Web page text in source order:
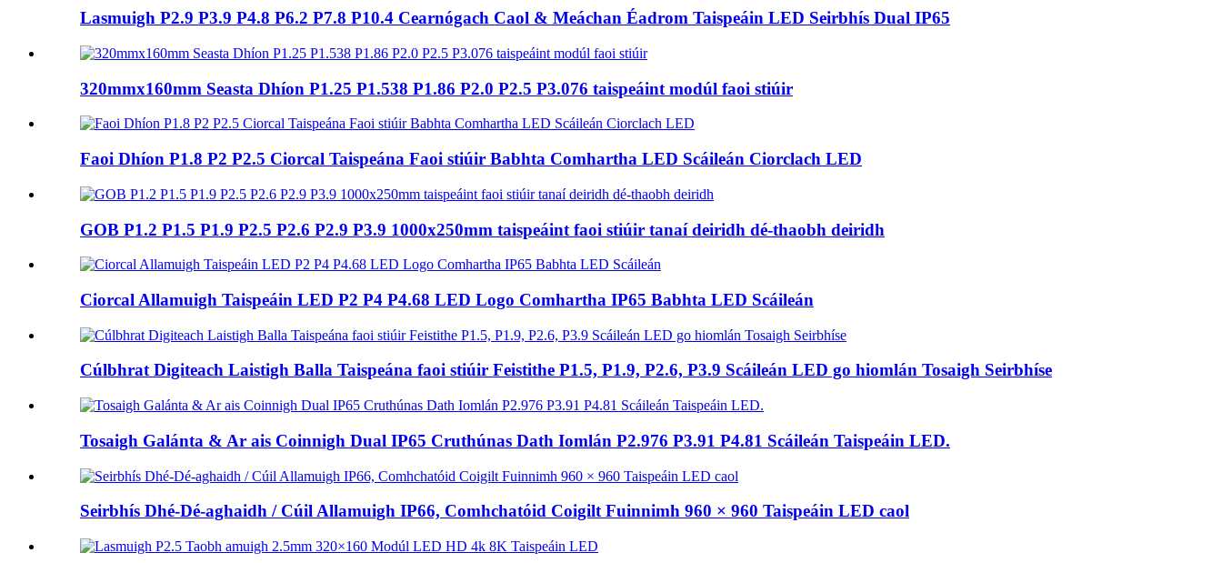
Lasmuigh P2.9 P3.9 P4.8 P6.2 P7.8 P10.4 Cearnógach Caol & Meáchan Éadrom Taispeáin LED Seirbhís Dual IP65
320mmx160mm Seasta Dhíon P1.25 P1.538 P1.86 P2.0 P2.5 P3.076 taispeáint modúl faoi stiúir
Faoi Dhíon P1.8 P2 P2.5 Ciorcal Taispeána Faoi stiúir Babhta Comhartha LED Scáileán Ciorclach LED
GOB P1.2 P1.5 P1.9 P2.5 P2.6 P2.9 P3.9 1000x250mm taispeáint faoi stiúir tanaí deiridh dé-thaobh deiridh
Ciorcal Allamuigh Taispeáin LED P2 P4 P4.68 LED Logo Comhartha IP65 Babhta LED Scáileán
Cúlbhrat Digiteach Laistigh Balla Taispeána faoi stiúir Feistithe P1.5, P1.9, P2.6, P3.9 Scáileán LED go hiomlán Tosaigh Seirbhíse
Tosaigh Galánta & Ar ais Coinnigh Dual IP65 Cruthúnas Dath Iomlán P2.976 P3.91 P4.81 Scáileán Taispeáin LED.
Seirbhís Dhé-Dé-aghaidh / Cúil Allamuigh IP66, Comhchatóid Coigilt Fuinnimh 960 × 960 Taispeáin LED caol